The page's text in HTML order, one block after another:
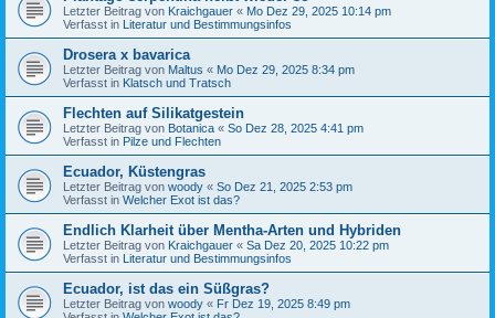
Letzter Beitrag von Kraichgauer « Mo Dez 29, 2025 10:14 pm
Verfasst in Literatur und Bestimmungsinfos
Drosera x bavarica
Letzter Beitrag von Maltus « Mo Dez 29, 2025 8:34 pm
Verfasst in Klatsch und Tratsch
Flechten auf Silikatgestein
Letzter Beitrag von Botanica « So Dez 28, 2025 4:41 pm
Verfasst in Pilze und Flechten
Ecuador, Küstengras
Letzter Beitrag von woody « So Dez 21, 2025 2:53 pm
Verfasst in Welcher Exot ist das?
Endlich Klarheit über Mentha-Arten und Hybriden
Letzter Beitrag von Kraichgauer « Sa Dez 20, 2025 10:22 pm
Verfasst in Literatur und Bestimmungsinfos
Ecuador, ist das ein Süßgras?
Letzter Beitrag von woody « Fr Dez 19, 2025 8:49 pm